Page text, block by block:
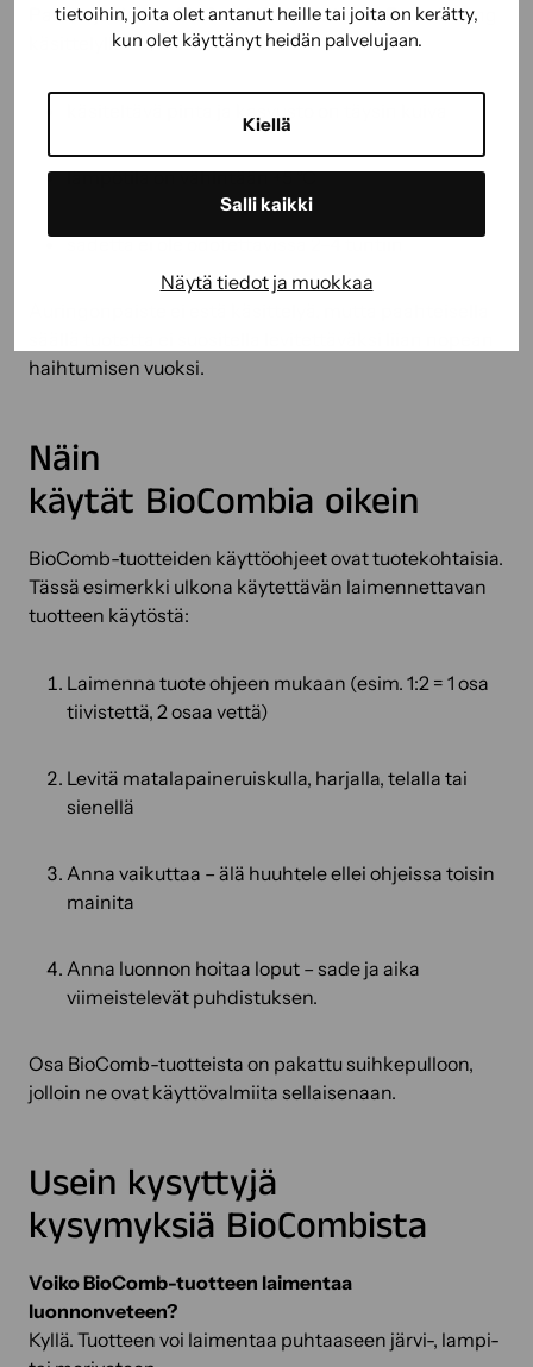
tietoihin, joita olet antanut heille tai joita on kerätty,
kun olet käyttänyt heidän palvelujaan.
Kiellä
Salli kaikki
Näytä tiedot ja muokkaa
Paras ajankohta BioComb Puhdas Katto Extra Strong
käsittelylle on, kun:
lämpötila on vähintään +5 °C
sadetta ei ole odotettavissa 2–4 tuntiin
haihtumisen vuoksi.
Näin
käytät BioCombia oikein
BioComb-tuotteiden käyttöohjeet ovat tuotekohtaisia.
Tässä esimerkki ulkona käytettävän laimennettavan
tuotteen käytöstä:
Laimenna tuote ohjeen mukaan (esim. 1:2 = 1 osa
tiivistettä, 2 osaa vettä)
Levitä matalapaineruiskulla, harjalla, telalla tai
sienellä
Anna vaikuttaa – älä huuhtele ellei ohjeissa toisin
mainita
Anna luonnon hoitaa loput – sade ja aika
viimeistelevät puhdistuksen.
Osa BioComb-tuotteista on pakattu suihkepulloon,
jolloin ne ovat käyttövalmiita sellaisenaan.
Usein kysyttyjä
kysymyksiä BioCombista
Voiko BioComb-tuotteen laimentaa
luonnonveteen?
Kyllä. Tuotteen voi laimentaa puhtaaseen järvi-, lampi-